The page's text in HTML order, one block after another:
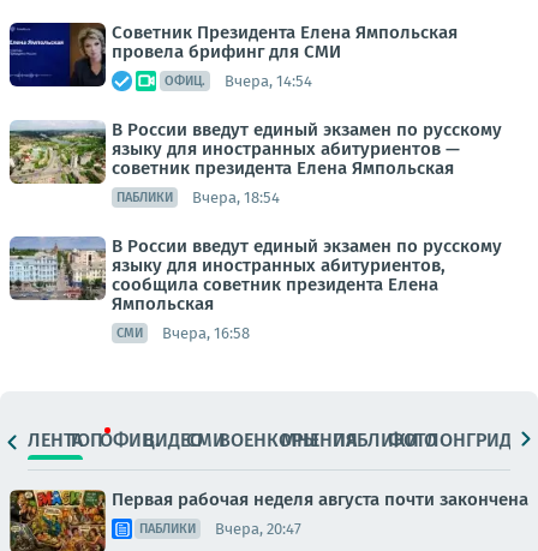
Советник Президента Елена Ямпольская
провела брифинг для СМИ
ОФИЦ. Вчера, 14:54
В России введут единый экзамен по русскому
языку для иностранных абитуриентов —
советник президента Елена Ямпольская
ПАБЛИКИ Вчера, 18:54
В России введут единый экзамен по русскому
языку для иностранных абитуриентов,
сообщила советник президента Елена
Ямпольская
СМИ Вчера, 16:58
ЛЕНТАТОПОФИЦ.ВИДЕОСМИВОЕНКОРЫМНЕНИЯПАБЛИКИ
ФОТОЛОНГРИДЫ
Первая рабочая неделя августа почти закончена
ПАБЛИКИ Вчера, 20:47